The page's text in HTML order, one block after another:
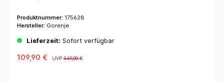
Produktnummer: 175628
Hersteller: Gorenje
Lieferzeit: Sofort verfügbar
109,90 € UVP349,00 €